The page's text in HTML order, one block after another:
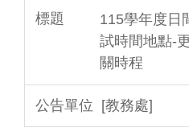
115學年度日
試時間地點-
關時程
[教務處]